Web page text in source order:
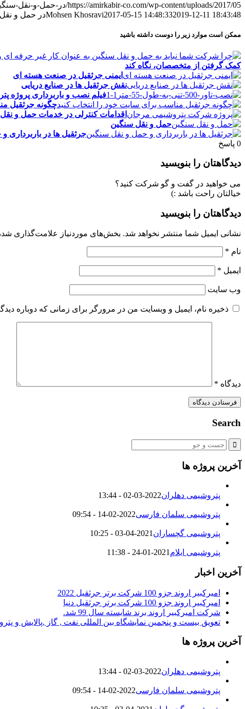
https://amirkabir-co.com/wp-content/uploads/2017/05/در-حمل-و-نقل-سنگین-چه-نکات-ایمنی-را-رعایت-کنیم؟.jpg
Mohsen Khosravi2017-05-15 14:48:332019-12-11 18:43:48 در حمل و
ممکن است موارد زیر را دوست داشته باشید
کمک گرفتن از متخصصان، نگاه کند
ایمنی جرثقیل در صنعت هسته ای
نقش جرثقیل ها در صنایع دریایی
فیلم نصب و باربرداری پروژه
چگونه جرثقیل
اقدامات کنترلی در خدمات حمل و
حمل و نقل سنگین
جرثقیل ها در باربرداری
0 پاسخ
دیدگاهتان را بنویسید
می خواهید در گفت و گو شرکت کنید؟
خیالتان راحت باشد :)
دیدگاهتان را بنویسید
نشانی ایمیل شما منتشر نخواهد شد. بخش‌های موردنیاز علامت‌گذاری
نام *
ایمیل *
وب‌ سایت
ذخیره نام، ایمیل و وبسایت من در مرورگر برای زمانی که دوباره
دیدگاه *
Search
آخرین پروژه ها
پتروشیمی دهلران2022-03-02 - 13:44
پتروشیمی سلمان فارسی2022-02-14 - 09:54
پتروشیمی گچساران 2021-04-03 - 10:25
پتروشیمی ایلام 2021-01-24 - 11:38
آخرین اخبار
امیرکبیر اروند جزو 100 شرکت برتر جرثقیل 2022
امیرکبیر اروند جزو 100 شرکت برتر جرثقیل دنیا
شرکت امیرکبیر اروند برند شایسته سال 99 شد.
تعویق بیست و پنجمین نمایشگاه بین المللی نفت , گاز ,پالایش و
آخرین پروژه ها
پتروشیمی دهلران2022-03-02 - 13:44
پتروشیمی سلمان فارسی2022-02-14 - 09:54